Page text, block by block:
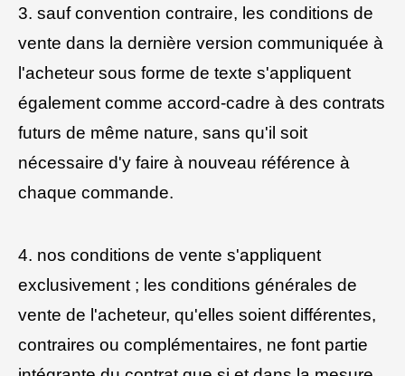
3. sauf convention contraire, les conditions de
vente dans la dernière version communiquée à
l'acheteur sous forme de texte s'appliquent
également comme accord-cadre à des contrats
futurs de même nature, sans qu'il soit
nécessaire d'y faire à nouveau référence à
chaque commande.
4. nos conditions de vente s'appliquent
exclusivement ; les conditions générales de
vente de l'acheteur, qu'elles soient différentes,
contraires ou complémentaires, ne font partie